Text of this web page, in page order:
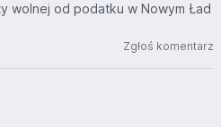
wolnej od podatku w Nowym Ład
Zgłoś komentarz